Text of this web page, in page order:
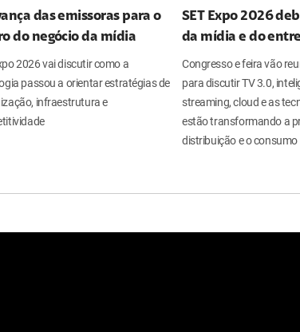
das emissoras para o
do negócio da mídia
2026 vai discutir como a
passou a orientar estratégias de
infraestrutura e
SET Expo 2026
da mídia e do
Congresso e feira vão
para discutir TV 3.0,
streaming, cloud e as
estão transformando a
distribuição e o